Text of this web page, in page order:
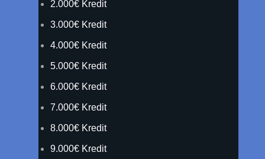
2.000€ Kredit
3.000€ Kredit
4.000€ Kredit
5.000€ Kredit
6.000€ Kredit
7.000€ Kredit
8.000€ Kredit
9.000€ Kredit